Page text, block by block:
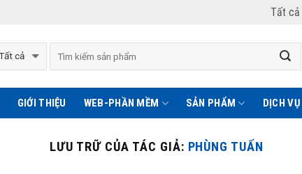
Tất cả
GIỚI THIỆU WEB-PHẦN MỀM SẢN PHẨM DỊCH VỤ
LƯU TRỮ CỦA TÁC GIẢ: PHÙNG TUẤN